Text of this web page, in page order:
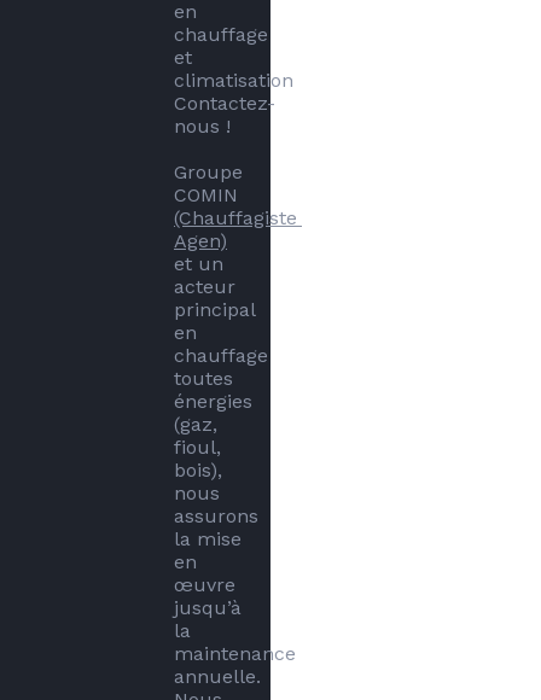
en
chauffage
et
climatisation
Contactez-
nous !
Groupe
(Chauffagiste
Agen)
et un
acteur
principal
en
chauffage
toutes
énergies
(gaz,
fioul,
bois),
nous
assurons
la mise
en
œuvre
jusqu’à
la
maintenance
annuelle.